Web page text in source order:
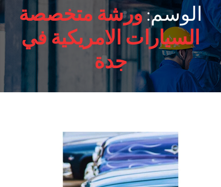
الوسم:ورشة متخصصة
السيارات الامريكية في
جدة